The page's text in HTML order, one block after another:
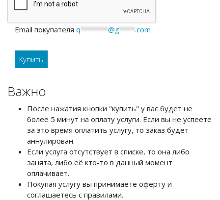
Email покупателя q*******@g****.com
Важно
После нажатия кнопки "купить" у вас будет не
более 5 минут на оплату услуги. Если вы не успеете
за это время оплатить услугу, то заказ будет
аннулирован.
Если услуга отсутствует в списке, то она либо
занята, либо её кто-то в данный момент
оплачивает.
Покупая услугу вы принимаете оферту и
соглашаетесь с правилами.